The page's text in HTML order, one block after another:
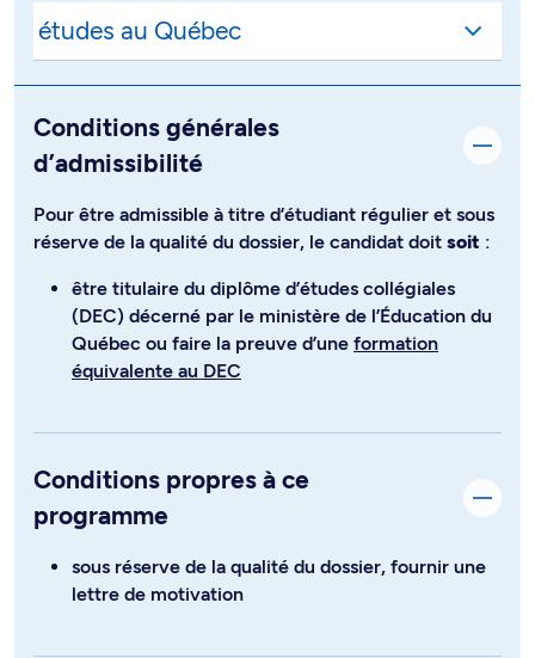
Conditions générales
d’admissibilité
Pour être admissible à titre d’étudiant régulier et sous
réserve de la qualité du dossier, le candidat doit soit :
être titulaire du diplôme d’études collégiales
(DEC) décerné par le ministère de l’Éducation du
Québec ou faire la preuve d’une formation
équivalente au DEC
Conditions propres à ce
programme
sous réserve de la qualité du dossier, fournir une
lettre de motivation